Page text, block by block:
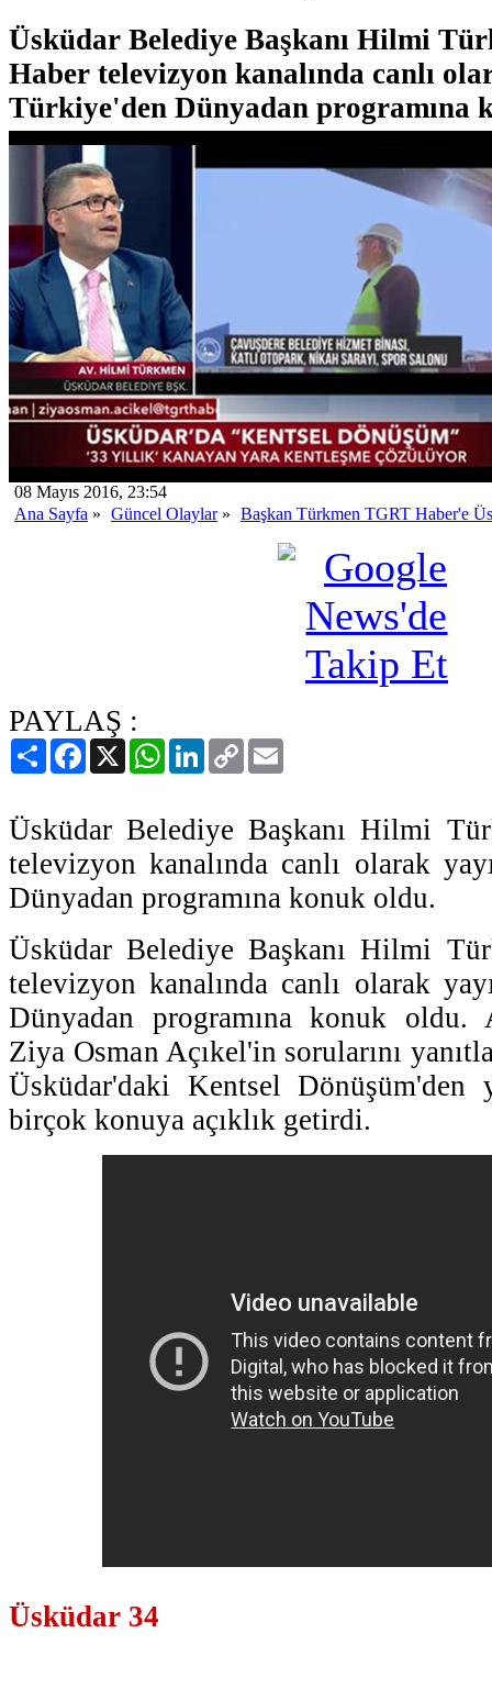
Üsküdar Belediye Başkanı Hilmi
Haber televizyon kanalında canlı
Türkiye'den Dünyadan programına
08 Mayıs 2016, 23:54
Ana Sayfa » Güncel Olaylar» Başkan Türkmen TGRT Haber'e
PAYLAŞ :
PaylaşFacebook
X WhatsAppLinkedIn
Copy
Link
Üsküdar Belediye Başkanı Hilmi
televizyon kanalında canlı olarak
Dünyadan programına konuk oldu.
Üsküdar Belediye Başkanı Hilmi
televizyon kanalında canlı olarak
Dünyadan programına konuk oldu.
Ziya Osman Açıkel'in sorularını
Üsküdar'daki Kentsel Dönüşüm'den
birçok konuya açıklık getirdi.
Üsküdar 34